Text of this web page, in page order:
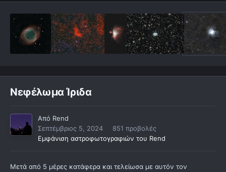
Νεφέλωμα Ίριδα
Από Rend
Σεπτέμβριος 5, 2024
851 προβολές
Εμφάνιση αστροφωτογραφιών του Rend
Μετά από 5 μέρες κατάφερα και τελείωσα με αυτόν τον